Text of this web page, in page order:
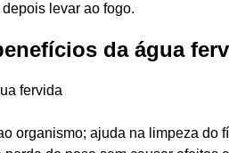
levar ao fogo.
da água
fervida
organismo; ajuda na limpeza do